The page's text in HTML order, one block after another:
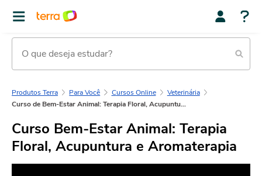
Produtos Terra Para Você Cursos Online
Veterinária
Curso de Bem-Estar Animal: Terapia Floral, Acupuntura e Aromaterapia
Curso Bem-Estar Animal: Terapia
Floral, Acupuntura e Aromaterapia